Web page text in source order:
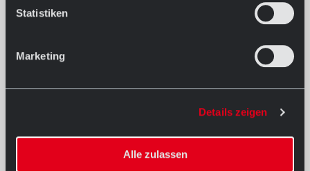
Statistiken
Marketing
Details zeigen
Alle zulassen